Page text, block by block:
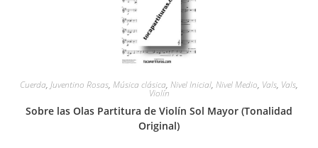
Cuerda, Juventino Rosas, Música clásica, Nivel Inicial, Nivel Medio, Vals, Vals,
Violín
Sobre las Olas Partitura de Violín Sol Mayor (Tonalidad
Original)